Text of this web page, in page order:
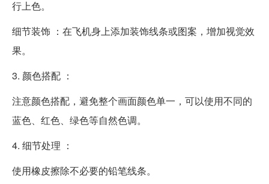
行上色。
细节装饰 ：在飞机身上添加装饰线条或图案，增加视觉效
果。
3. 颜色搭配 ：
注意颜色搭配，避免整个画面颜色单一，可以使用不同的
蓝色、红色、绿色等自然色调。
4. 细节处理 ：
使用橡皮擦除不必要的铅笔线条。